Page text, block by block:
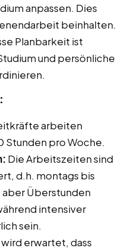
anpassen. Dies
beinhalten.
Planbarkeit ist
und persönliche
arbeiten
Stunden pro Woche.
Die Arbeitszeiten sind
d.h. montags bis
aber Überstunden
intensiver
sein.
wird erwartet, dass